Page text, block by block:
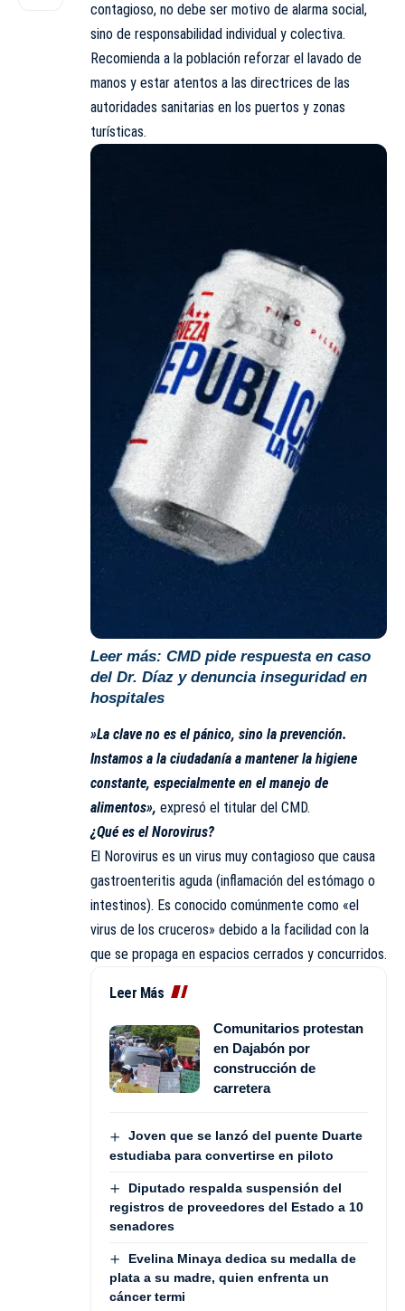
contagioso, no debe ser motivo de alarma social,
sino de responsabilidad individual y colectiva.
Recomienda a la población reforzar el lavado de
manos y estar atentos a las directrices de las
autoridades sanitarias en los puertos y zonas
turísticas.
Leer más: CMD pide respuesta en caso
del Dr. Díaz y denuncia inseguridad en
hospitales
​»La clave no es el pánico, sino la prevención.
Instamos a la ciudadanía a mantener la higiene
constante, especialmente en el manejo de
alimentos», expresó el titular del CMD.
​¿Qué es el Norovirus?
​El Norovirus es un virus muy contagioso que causa
gastroenteritis aguda (inflamación del estómago o
intestinos). Es conocido comúnmente como «el
virus de los cruceros» debido a la facilidad con la
que se propaga en espacios cerrados y concurridos.
Leer Más
Comunitarios protestan
en Dajabón por
construcción de
carretera
Joven que se lanzó del puente Duarte
estudiaba para convertirse en piloto
Diputado respalda suspensión del
registros de proveedores del Estado a 10
senadores
Evelina Minaya dedica su medalla de
plata a su madre, quien enfrenta un
cáncer termi